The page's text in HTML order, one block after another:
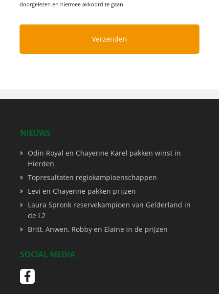
doorgelezen en hiermee akkoord te gaan.
NIEUWS
Odin Royal en Chayenne Karel pakken winst in
Hierden
Topresultaten regiokampioenschappen
Levi en Chayenne pakken prijzen
Laura Spronk reservekampioen van Gelderland in
de L2
Britt, Anwen, Robby en Elaine in de prijzen
SOCIAL MEDIA